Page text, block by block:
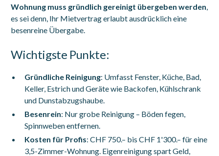
Wohnung muss gründlich gereinigt übergeben werden,
es sei denn, Ihr Mietvertrag erlaubt ausdrücklich eine
besenreine Übergabe.
Wichtigste Punkte:
Gründliche Reinigung: Umfasst Fenster, Küche, Bad,
Keller, Estrich und Geräte wie Backofen, Kühlschrank
und Dunstabzugshaube.
Besenrein: Nur grobe Reinigung – Böden fegen,
Spinnweben entfernen.
Kosten für Profis: CHF 750.– bis CHF 1'300.– für eine
3,5-Zimmer-Wohnung. Eigenreinigung spart Geld,